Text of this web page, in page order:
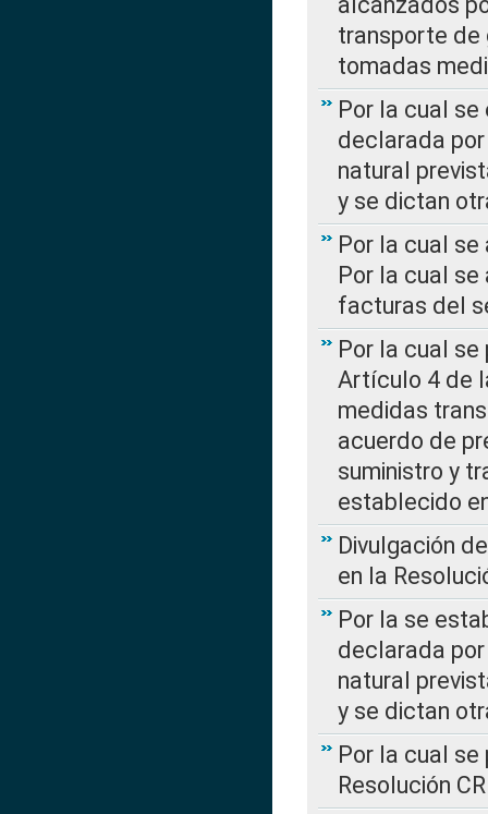
transporte de
tomadas
Por la cual
declarada
natural
y se dictan
Por la cual se
Por la cual
facturas del
Por la cual
Artículo 4 de
medidas
acuerdo de
suministro y
establecido
Divulgación
en la
Por la se
declarada
natural
y se dictan
Por la cual
Resolución